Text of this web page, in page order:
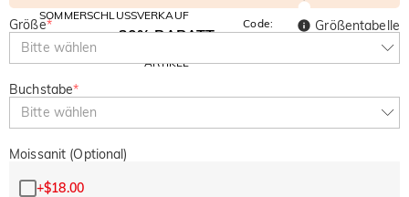
SOMMERSCHLUSSVERKAUF
10% RABATT
AUF ALLES
30% RABATT
ARTIKEL
Code:
SUMMER
Größe*
Bitte wählen
Größentabelle
Buchstabe*
Bitte wählen
Moissanit (Optional)
+$18.00